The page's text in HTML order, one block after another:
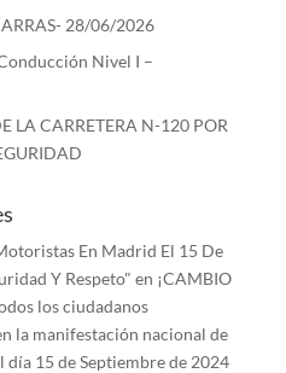
28/06/2026
Nivel I –
LA CARRETERA N-120 POR
En Madrid El 15 De
Y Respeto" en ¡CAMBIO
los ciudadanos
la manifestación nacional de
15 de Septiembre de 2024